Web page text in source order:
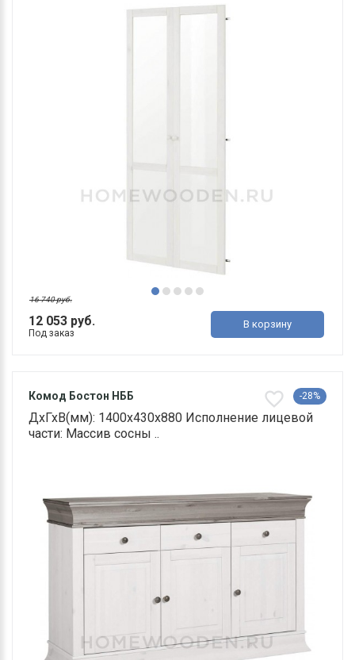
12 053 руб.
16 740 руб.
Под заказ
В корзину
Комод Бостон НББ -28%
ДхГхВ(мм): 1400х430х880 Исполнение лицевой
части: Массив сосны ..